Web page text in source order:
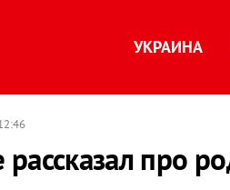
УКРАИНА
про